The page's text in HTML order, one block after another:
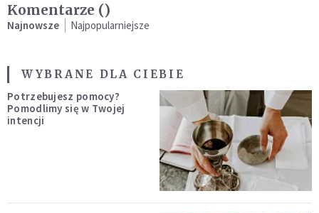
Komentarze ()
Najnowsze Najpopularniejsze
WYBRANE DLA CIEBIE
Potrzebujesz pomocy?
Pomodlimy się w Twojej
intencji